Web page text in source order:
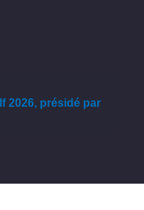
2026, présidé par